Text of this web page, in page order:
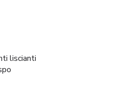
liscianti